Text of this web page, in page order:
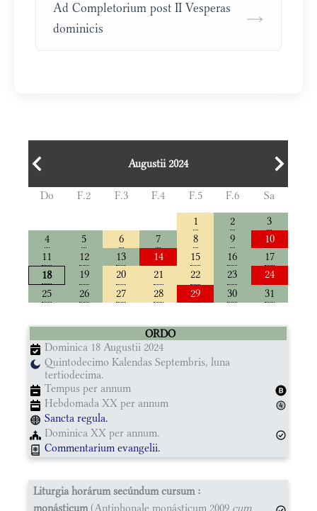
Ad Completorium post II Vesperas
dominicis
→
Augustii 2024
Do F.2 F.3 F.4 F.5 F.6
Sa
1
2
3
4
5 6 7 8 9
10
11
12 13 14 15 16
17
18
19 20 21 22 23
24
25
26 27 28 29 30 31
ORDO
Dominica 18 Augustii 2024
Quintodecimo Kalendas Septembris, luna
tertiodecima.
Tempus per annum
Hebdomada XX per annum
Sancta regula.
Dominica XX per annum.
Commentarium evangelii.
Liturgia horárum secúndum cursum :
monásticum (Antiphonale monásticum 2009 cum